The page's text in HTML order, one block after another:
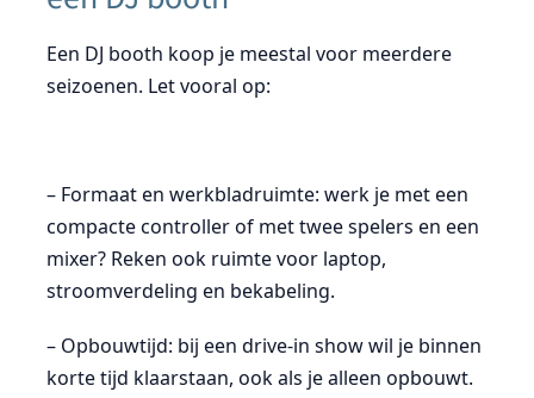
Een DJ booth koop je meestal voor meerdere
seizoenen. Let vooral op:
– Formaat en werkbladruimte: werk je met een
compacte controller of met twee spelers en een
mixer? Reken ook ruimte voor laptop,
stroomverdeling en bekabeling.
– Opbouwtijd: bij een drive-in show wil je binnen
korte tijd klaarstaan, ook als je alleen opbouwt.